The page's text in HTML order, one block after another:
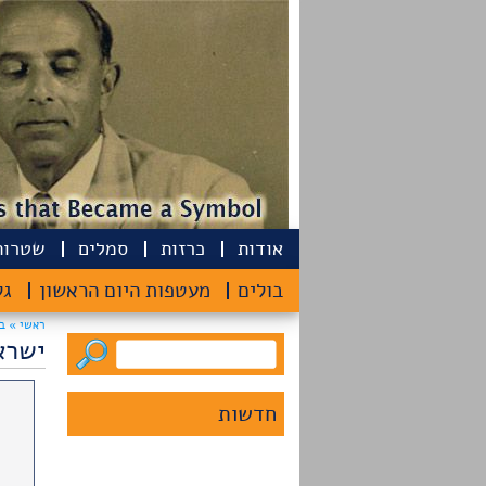
אודות כרזות סמלים
בולים מעטפות היום הראשון
צרו קשר
ראשי »
חדשות
​ מיקליס בסטיקס, המייסד של
MIESAI.com סטודיו העיצוב
בריגה, הוסיף הקדשה​ נהדרת
לאחים שמיר באתר האינטרנט
שלו. מאי 2025